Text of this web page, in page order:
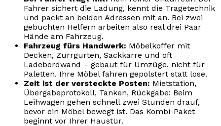
Fahrer sichert die Ladung, kennt die Tragetechnik
und packt an beiden Adressen mit an. Bei zwei
gebuchten Helfern arbeiten also real drei Paar
Hände am Fahrzeug.
Fahrzeug fürs Handwerk: Möbelkoffer mit
Decken, Zurrgurten, Sackkarre und oft
Ladebordwand – gebaut für Umzüge, nicht für
Paletten. Ihre Möbel fahren gepolstert statt lose.
Zeit ist der versteckte Posten: Mietstation,
Übergabeprotokoll, Tanken, Rückgabe: Beim
Leihwagen gehen schnell zwei Stunden drauf,
bevor ein Möbel bewegt ist. Das Kombi-Paket
beginnt vor Ihrer Haustür.